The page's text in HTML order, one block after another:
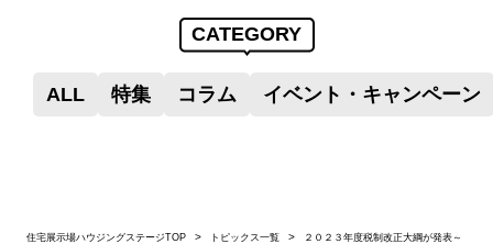
CATEGORY
ALL 特集 コラム イベント・キャンペーン
住宅展示場ハウジングステージTOP トピックス一覧
２０２３年度税制改正大綱が発表～